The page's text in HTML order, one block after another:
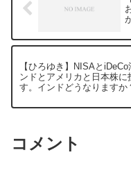
【ひろゆき】NISAと
ンドとアメリカと日本株に
す。インドどうなりますか
20240930
コメント